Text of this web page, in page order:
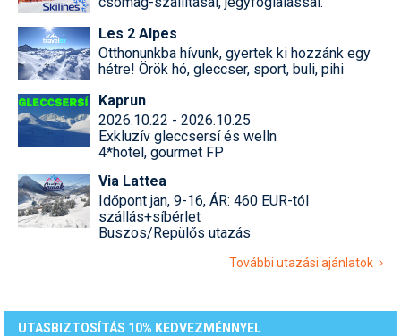
Les 2 Alpes
Otthonunkba hívunk, gyertek ki hozzánk egy
hétre! Örök hó, gleccser, sport, buli, pihi
Kaprun
2026.10.22 - 2026.10.25
Exkluzív gleccsersí és welln
4*hotel, gourmet FP
Via Lattea
Időpont jan, 9-16, ÁR: 460 EUR-tól
szállás+síbérlet
Buszos/Repülős utazás
További utazási ajánlatok
UTASBIZTOSÍTÁS 10% KEDVEZMÉNNYEL